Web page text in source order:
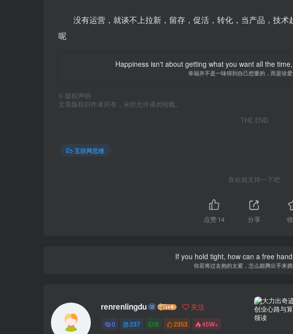
没有运营，就谈不上拉新，留存，促活，转化，当产品，技
呢
Happiness isn't about getting what you want all the
幸福并不是一味得到自己想要的，而是珍
© 版权声明
文章版权归作者所有，未经允许请勿转载。
THE END
互联网思维
喜欢就支持一下吧
点赞14 分享
If you hold tight, how can a free
你若将过去抱的太紧，怎么能腾出手来拥
renrenlingdu 关注
0 237 0 2353 45W+